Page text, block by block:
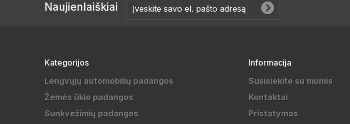
Naujienlaiškiai
Kategorijos
Lengvųjų automobilių padangos
Žemės ūkio padangos
Sunkvežimių padangos
Informacija
Susisiekite su mumis
Kontaktai
Pristatymas